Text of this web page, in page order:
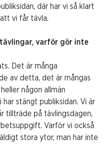
där har vi så klart
vi får tävla.
varför gör inte
Det är många
av detta, det är mångas
någon allmän
stängt publiksidan. Vi är
tillträde på tävlingsdagen,
Varför vi också
stora ytor, man har inte